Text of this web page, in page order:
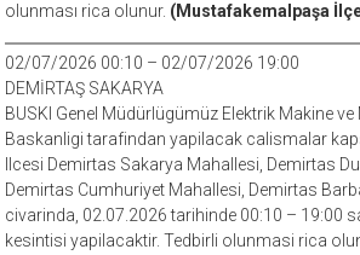
olunması rica olunur. (Mustafakemalpaşa
02/07/2026 00:10 – 02/07/2026 19:00
DEMİRTAŞ SAKARYA
BUSKI Genel Müdürlügümüz Elektrik Makine
Baskanligi tarafindan yapilacak calismalar
Ilcesi Demirtas Sakarya Mahallesi, Demirtas
Demirtas Cumhuriyet Mahallesi, Demirtas
civarinda, 02.07.2026 tarihinde 00:10 – 19:00
kesintisi yapilacaktir. Tedbirli olunmasi rica